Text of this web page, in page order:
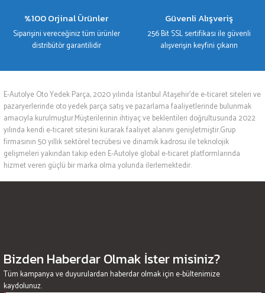
%100 Orjinal Ürünler
Siparişini vereceğiniz tüm ürünler
distribütör garantilidir
Güvenli Alışveriş
256 Bit SSL sertifikası ile güvenli
alışverişin keyfini çıkarın
E-Autolye Oto Yedek Parça, 2020 yılında İstanbul Ataşehir’de e-ticaret siteleri ve
pazaryerlerinde oto yedek parça satış ve pazarlama faaliyetlerinde bulunmak
amacıyla kurulmuştur.Müşterilerinin ihtiyaç ve beklentileri doğrultusunda 2022
yılında kendi e-ticaret sitesini kurarak faaliyet alanını genişletmiştir.Grup
firmasının 50 yıllık sektörel tecrübesi ve dinamik kadrosu ile teknolojik
gelişmeleri yakından takip eden E-Autolye global e-ticaret platformlarında
hizmet veren güçlü bir marka olma yolunda ilerlemektedir.
Bizden Haberdar Olmak İster misiniz?
Tüm kampanya ve duyurulardan haberdar olmak için e-bültenimize
kaydolunuz.